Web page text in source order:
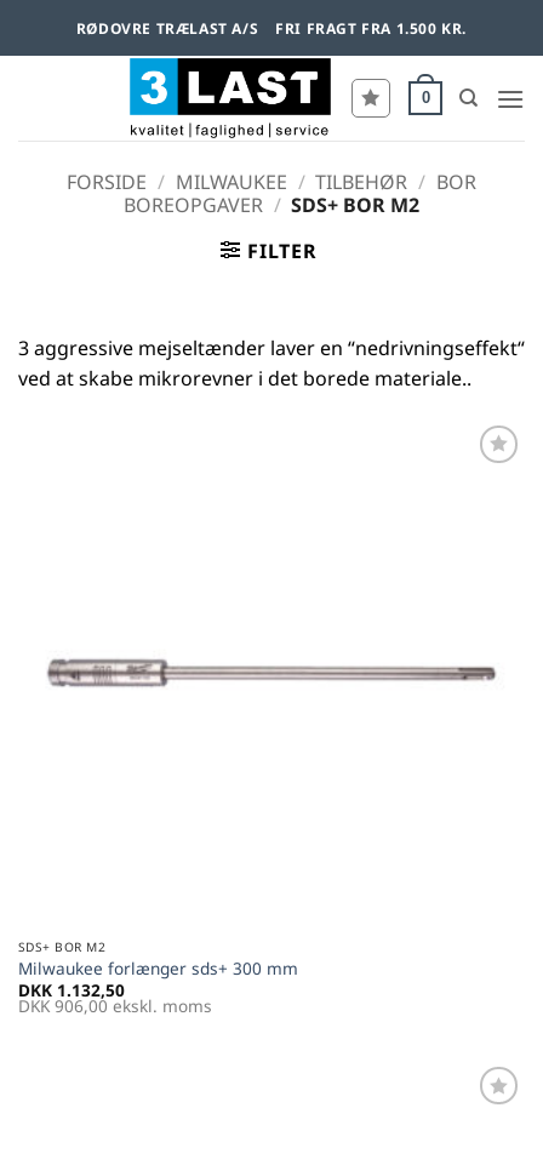
RØDOVRE TRÆLAST A/S FRI FRAGT FRA 1.500 KR.
0
FORSIDE / MILWAUKEE / TILBEHØR / BOR
BOREOPGAVER / SDS+ BOR M2
FILTER
3 aggressive mejseltænder laver en “nedrivningseffekt“
ved at skabe mikrorevner i det borede materiale..
SDS+ BOR M2
Milwaukee forlænger sds+ 300 mm
DKK 1.132,50
DKK 906,00 ekskl. moms